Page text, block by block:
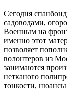
Сегодня
садоводами,
Военным на
именно этот
позволяет
волонтеров из
занимаются
нетканого
тонкости,